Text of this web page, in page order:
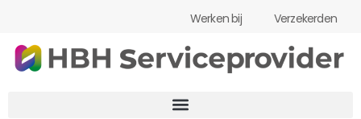
Werken bij Verzekerden